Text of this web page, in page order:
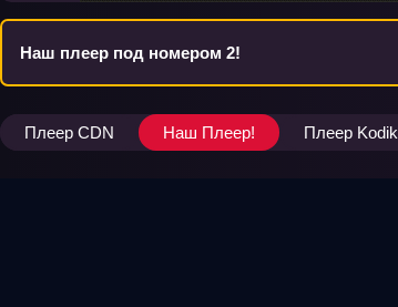
Наш плеер под номером 2!
Плеер CDN Наш Плеер! Плеер Kodik